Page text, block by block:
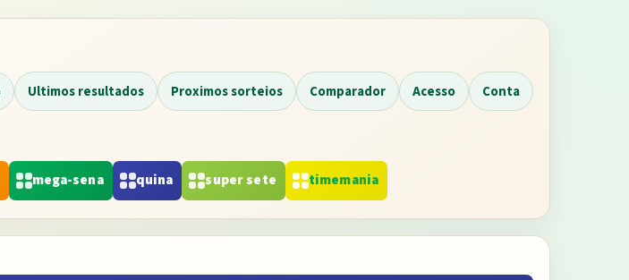
Ultimos resultados Proximos sorteios Comparador Acesso Conta
mega-sena quina super sete timemania